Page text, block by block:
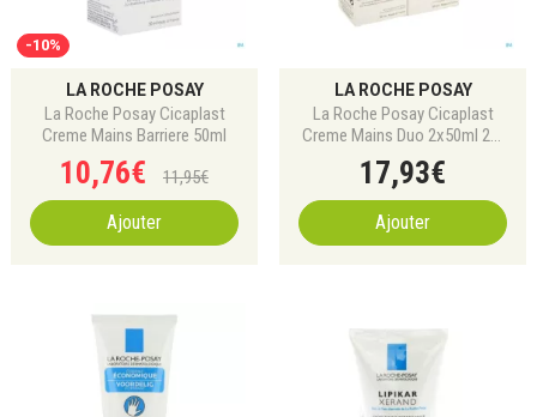
-10%
LA ROCHE POSAY
La Roche Posay Cicaplast
Creme Mains Barriere 50ml
10,76€ 11,95€
Ajouter
LA ROCHE POSAY
La Roche Posay Cicaplast
Creme Mains Duo 2x50ml 2e-
50%
17,93€
Ajouter